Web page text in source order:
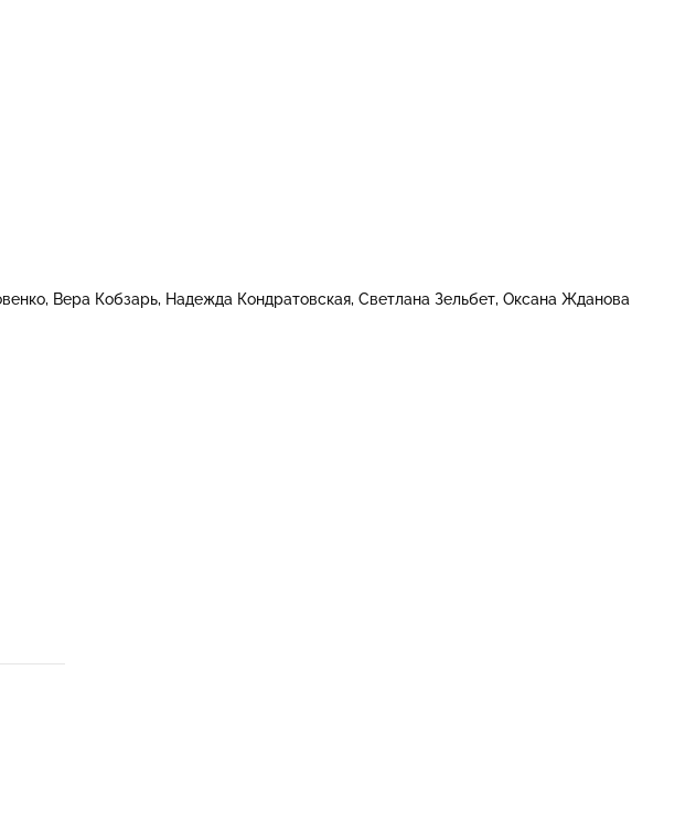
Вера Кобзарь Надежда Кондратовская Светлана Зельбет Оксана Жданова